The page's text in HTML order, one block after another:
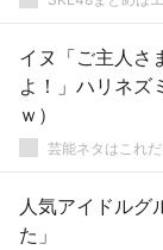
イヌ「ご主人さ
よ！」ハリネズ
ｗ）
芸能ネタはこれだ
人気アイドルグ
た」